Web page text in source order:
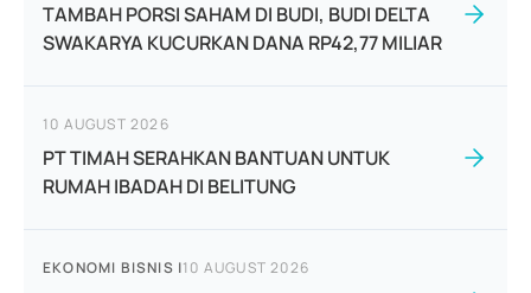
TAMBAH PORSI SAHAM DI BUDI, BUDI DELTA
SWAKARYA KUCURKAN DANA RP42,77 MILIAR
10 AUGUST 2026
PT TIMAH SERAHKAN BANTUAN UNTUK
RUMAH IBADAH DI BELITUNG
EKONOMI BISNIS |10 AUGUST 2026